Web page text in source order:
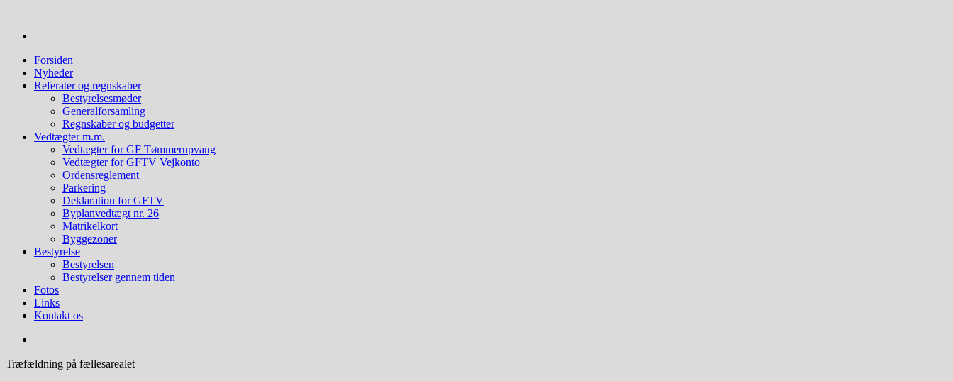
indhold
Forsiden
Nyheder
Referater og regnskaber
Bestyrelsesmøder
Generalforsamling
Regnskaber og budgetter
Vedtægter m.m.
Vedtægter for GF Tømmerupvang
Vedtægter for GFTV Vejkonto
Ordensreglement
Parkering
Deklaration for GFTV
Byplanvedtægt nr. 26
Matrikelkort
Byggezoner
Bestyrelse
Bestyrelsen
Bestyrelser gennem tiden
Fotos
Links
Kontakt os
Træfældning på fællesarealet